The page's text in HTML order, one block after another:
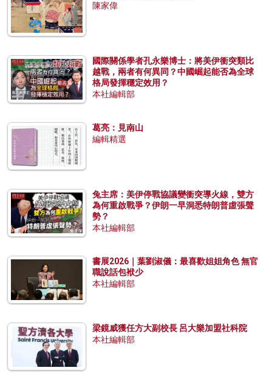
陳家偉
國際關係學者孔永樂博士：將美伊衝突類比
越戰，兩者有何異同？中國崛起能否為全球
格局發揮穩定效用？
本社編輯部
葛亮：見南山
編輯精選
兔主席：美伊停戰協議變衝突導火線，雙方
為何重啟戰爭？伊朗一早洞悉特朗普虛張聲
勢？
本社編輯部
書展2026｜葉劉淑儀：最喜歡姐姐角色 無官
職說話包袱少
本社編輯部
梁鏡威獲任方大副校長 呂大樂加盟社科院
本社編輯部